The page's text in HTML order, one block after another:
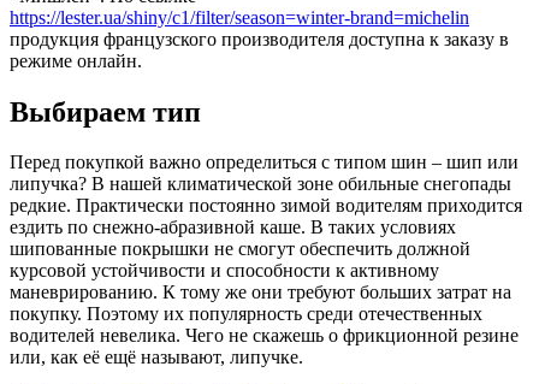
https://lester.ua/shiny/c1/filter/season=winter-brand=michelin
продукция французского производителя доступна к заказу в
режиме онлайн.
Выбираем тип
Перед покупкой важно определиться с типом шин – шип или
липучка? В нашей климатической зоне обильные снегопады
редкие. Практически постоянно зимой водителям приходится
ездить по снежно-абразивной каше. В таких условиях
шипованные покрышки не смогут обеспечить должной
курсовой устойчивости и способности к активному
маневрированию. К тому же они требуют больших затрат на
покупку. Поэтому их популярность среди отечественных
водителей невелика. Чего не скажешь о фрикционной резине
или, как её ещё называют, липучке.